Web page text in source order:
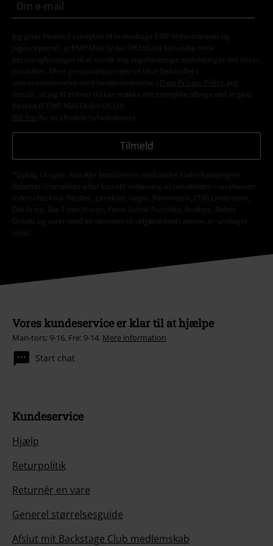
Jeg giver hermed samtykke til at modtage EMP Nyhedsbrevet og
jegaccepterer, at EMP Mail Order UK Ltd må behandle mine
personoplysninger til at sende mig regelmæssige opdateringer om deres
produkter. Mine personoplysninger vil blive behandlet i
overensstemmelse med bestemmelserne i
Data Privacy Policy
. Jeg
forstår, at jeg til enhver tid kan trække mit samtykke tilbage ved at give
besked til EMP Mail Order UK Ltd.
Klik her
for at afmelde nyhedsbrevet.
Tilmeld
*Gyldig i 4 uger. Kan ikke kombineres med andre koder/kampagner.
Rabatten fratrækkes efter korrekt indløsning af rabatkoden i varekurven
inden checkout. Medier, gavekort, bøger, Rammstein, (Till) Lindemann,
Die Ärzte, Die Toten Hosen, Feine Sahne Fischfilet, Broilers, Böhse
Onkelz og varer med en donation til velgørenhed i prisen, er undtaget
rabat.
Vores kundeservice er klar til at hjælpe
Man-tors: 9-16, Fre: 9-14. Mere information
Start chat
Kundeservice
Hjælp
Returpolitik
Returnér en vare
Generel størrelsesguide
Afslut mit Backstage Club medlemskab